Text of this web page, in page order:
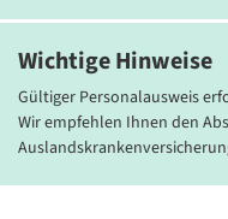
Wichtige Hinweise
Gültiger Personalausweis
Wir empfehlen Ihnen den